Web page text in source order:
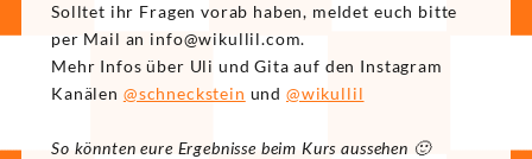
Solltet ihr Fragen vorab haben, meldet euch bitte
per Mail an
moc.l
illuk
iw@of
ni
.
Mehr Infos über Uli und Gita auf den Instagram
Kanälen @schneckstein und @wikullil
So könnten eure Ergebnisse beim Kurs aussehen 🙂